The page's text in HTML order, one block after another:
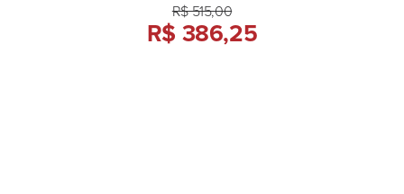
R$ 515,00
R$ 386,25